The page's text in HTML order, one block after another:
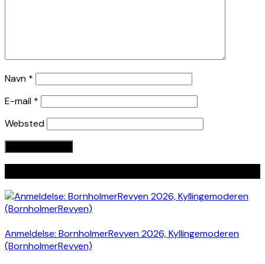
Navn *
E-mail *
Websted
Anmeldelse: BornholmerRevyen 2026, Kyllingemoderen
(BornholmerRevyen)